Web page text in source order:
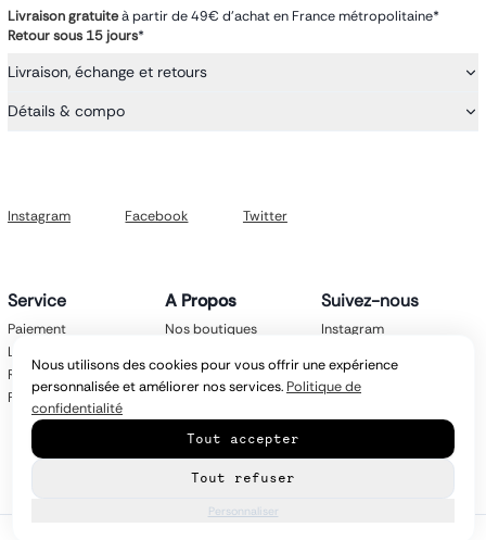
Livraison gratuiteà partir de 49€ d'achat en France métropolitaine*
Retour sous 15 jours*
Livraison, échange et retours
Détails & compo
Instagram Facebook Twitter
Service
Paiement
Livraison
Retours
FAQ
A Propos
Nos boutiques
Mentions légales
CGV
Politique de
confidentialité
Suivez-nous
Instagram
Twitter
Nous utilisons des cookies pour vous offrir une expérience
personnalisée et améliorer nos services. Politique de
confidentialité
Tout accepter
Tout refuser
Personnaliser